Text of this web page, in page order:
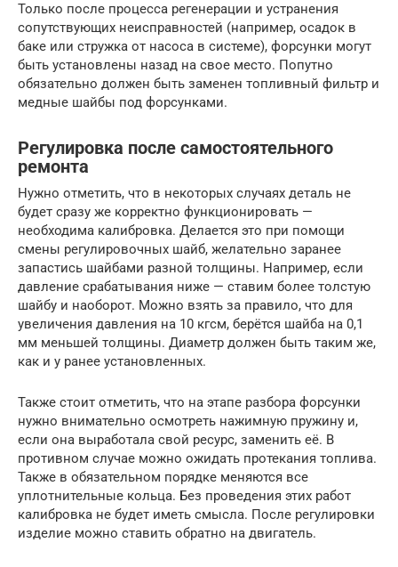
Только после процесса регенерации и устранения
сопутствующих неисправностей (например, осадок в
баке или стружка от насоса в системе), форсунки могут
быть установлены назад на свое место. Попутно
обязательно должен быть заменен топливный фильтр и
медные шайбы под форсунками.
Регулировка после самостоятельного
ремонта
Нужно отметить, что в некоторых случаях деталь не
будет сразу же корректно функционировать —
необходима калибровка. Делается это при помощи
смены регулировочных шайб, желательно заранее
запастись шайбами разной толщины. Например, если
давление срабатывания ниже — ставим более толстую
шайбу и наоборот. Можно взять за правило, что для
увеличения давления на 10 кгсм, берётся шайба на 0,1
мм меньшей толщины. Диаметр должен быть таким же,
как и у ранее установленных.
Также стоит отметить, что на этапе разбора форсунки
нужно внимательно осмотреть нажимную пружину и,
если она выработала свой ресурс, заменить её. В
противном случае можно ожидать протекания топлива.
Также в обязательном порядке меняются все
уплотнительные кольца. Без проведения этих работ
калибровка не будет иметь смысла. После регулировки
изделие можно ставить обратно на двигатель.